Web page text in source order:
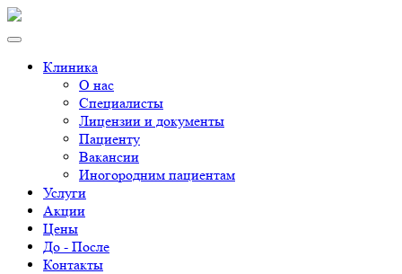
Клиника
О нас
Специалисты
Лицензии и документы
Пациенту
Вакансии
Иногородним пациентам
Услуги
Акции
Цены
До - После
Контакты